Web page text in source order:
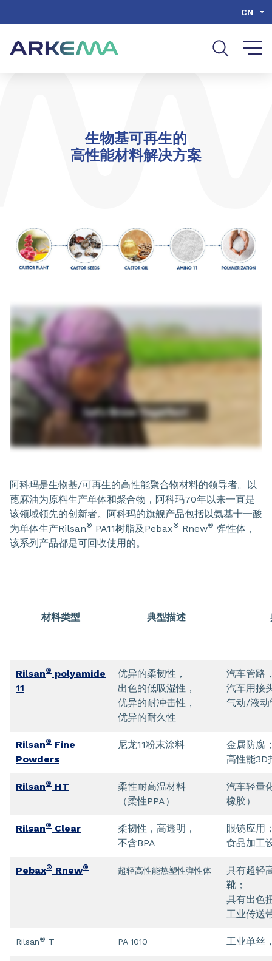
CN
生物基可再生的
高性能材料解决方案
阿科玛是生物基/可再生的高性能聚合物材料的领导者。以
蓖麻油为原料生产单体和聚合物，阿科玛70年以来一直是
该领域领先的创新者。阿科玛的旗舰产品包括以氨基十一酸
为单体生产Rilsan® PA11树脂及Pebax® Rnew® 弹性体，
该系列产品都是可回收使用的。
材料类型 典型描述
Rilsan® polyamide
11
优异的柔韧性，
出色的低吸湿性，
优异的耐冲击性，
优异的耐久性
汽车管路
汽车用接
气动/液动
Rilsan® Fine
Powders
尼龙11粉末涂料
金属防腐
高性能3D
Rilsan® HT
柔性耐高温材料
（柔性PPA）
汽车轻量
橡胶）
Rilsan® Clear
柔韧性，高透明，
不含BPA
眼镜应用
食品加工
Pebax® Rnew® 超轻高性能热塑性弹性体
具有超轻
靴；
具有出色
工业传送
Rilsan® T PA 1010 工业单丝